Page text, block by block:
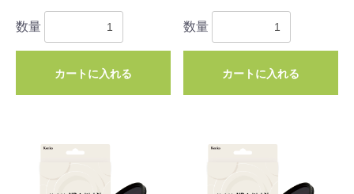
数量
カートに入れる
数量
カートに入れる